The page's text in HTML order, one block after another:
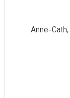
📍Anne-